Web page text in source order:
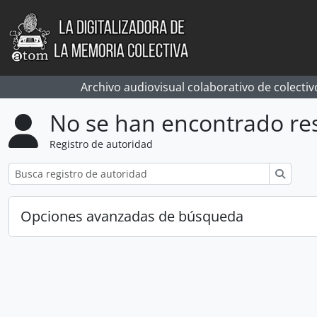
Skip to main content
Archivo audiovisual colaborativo de
No se han encontrado
Registro de autoridad
Opciones avanzadas de búsqueda